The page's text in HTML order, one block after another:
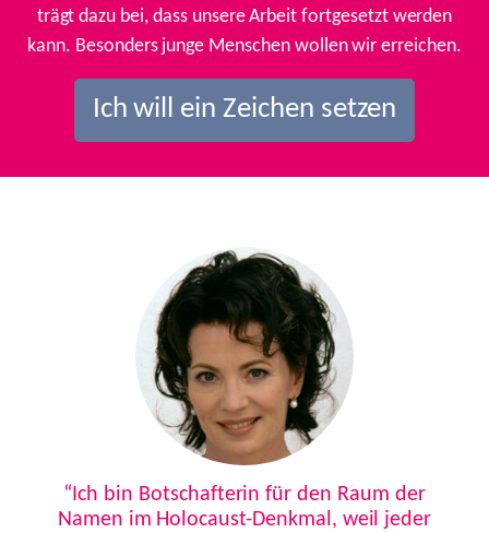
trägt dazu bei, dass unsere Arbeit fortgesetzt werden
kann. Besonders junge Menschen wollen wir erreichen.
Ich will ein Zeichen setzen
“Ich bin Botschafterin für den Raum der
Namen im Holocaust-Denkmal, weil jeder